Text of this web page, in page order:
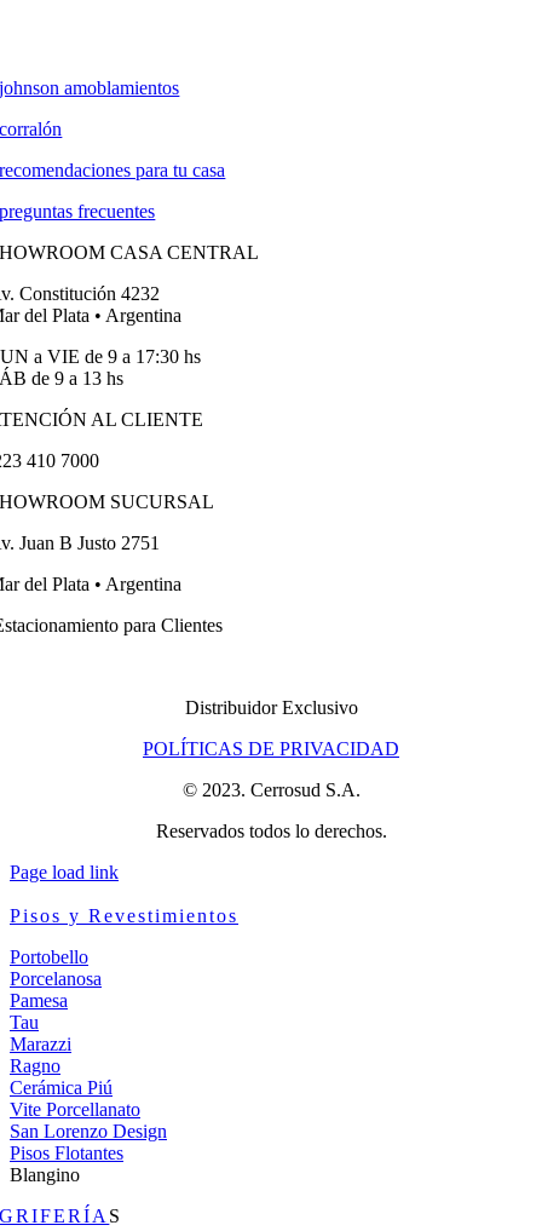
johnson amoblamientos
corralón
recomendaciones para tu casa
preguntas frecuentes
CASA CENTRAL
Constitución 4232
del Plata • Argentina
a VIE de 9 a 17:30 hs
de 9 a 13 hs
AL CLIENTE
410 7000
SUCURSAL
Juan B Justo 2751
del Plata • Argentina
para Clientes
Distribuidor Exclusivo
POLÍTICAS DE PRIVACIDAD
© 2023. Cerrosud S.A.
Reservados todos lo derechos.
Page load link
Pisos y Revestimientos
Portobello
Porcelanosa
Pamesa
Tau
Marazzi
Ragno
Cerámica Piú
Vite Porcellanato
San Lorenzo Design
Pisos Flotantes
Blangino
GRIFERÍA S